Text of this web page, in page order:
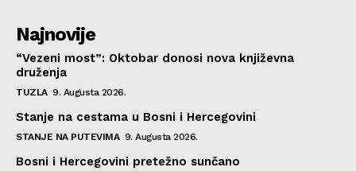
Najnovije
“Vezeni most”: Oktobar donosi nova književna
druženja
TUZLA 9. Augusta 2026.
Stanje na cestama u Bosni i Hercegovini
STANJE NA PUTEVIMA 9. Augusta 2026.
Bosni i Hercegovini pretežno sunčano